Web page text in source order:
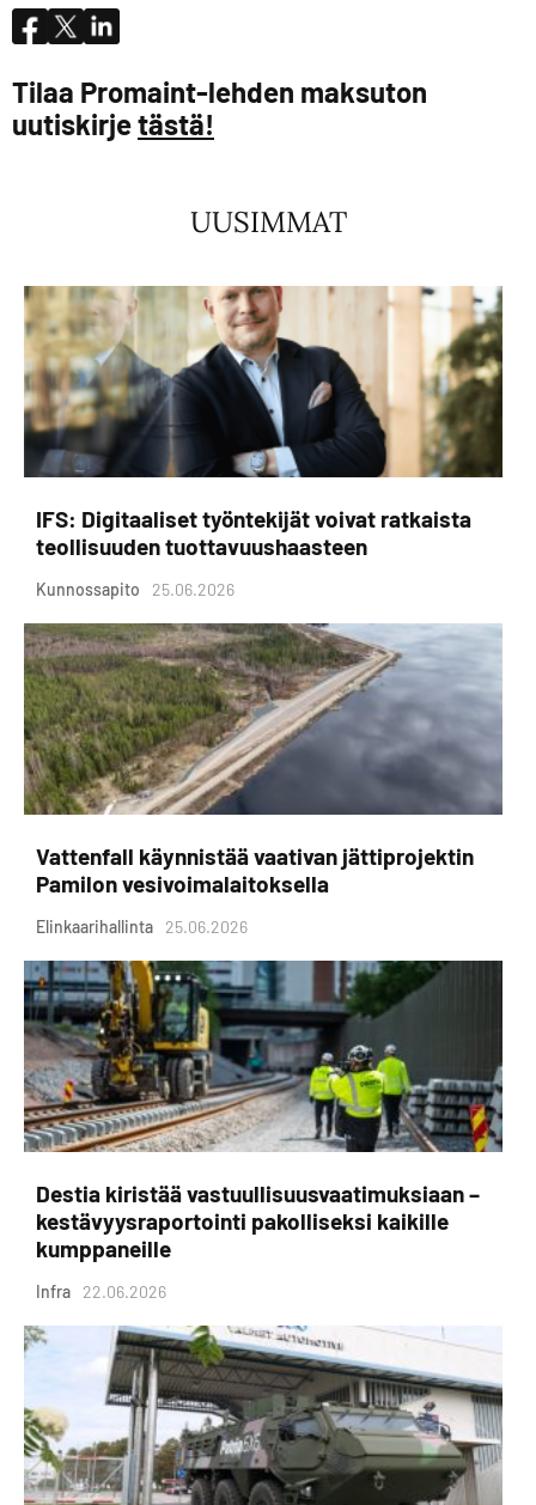
Tilaa Promaint-lehden maksuton
uutiskirjetästä!
UUSIMMAT
IFS: Digitaaliset työntekijät voivat ratkaista
teollisuuden tuottavuushaasteen
Kunnossapito 25.06.2026
Vattenfall käynnistää vaativan jättiprojektin
Pamilon vesivoimalaitoksella
Elinkaarihallinta 25.06.2026
Destia kiristää vastuullisuusvaatimuksiaan –
kestävyysraportointi pakolliseksi kaikille
kumppaneille
Infra 22.06.2026